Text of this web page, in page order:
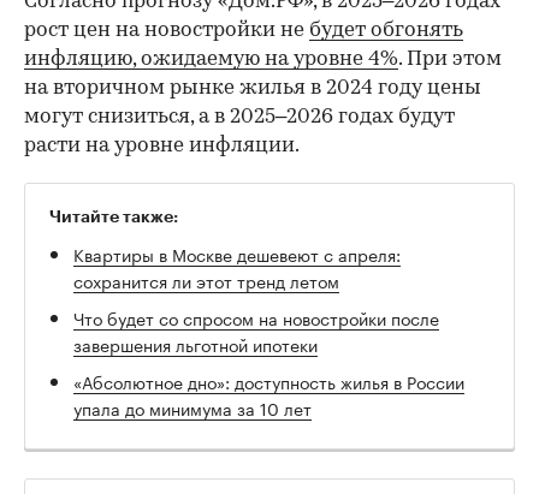
рост цен на новостройки не будет обгонять
инфляцию, ожидаемую на уровне 4%. При этом
на вторичном рынке жилья в 2024 году цены
могут снизиться, а в 2025–2026 годах будут
расти на уровне инфляции.
Читайте также:
Квартиры в Москве дешевеют с апреля:
сохранится ли этот тренд летом
Что будет со спросом на новостройки после
завершения льготной ипотеки
«Абсолютное дно»: доступность жилья в России
упала до минимума за 10 лет